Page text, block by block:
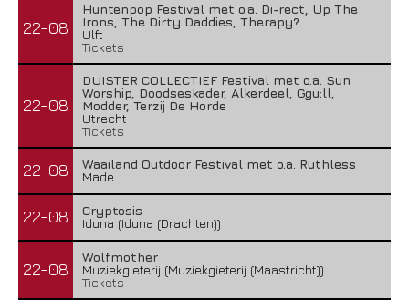
22-08
Huntenpop Festival met o.a. Di-rect, Up The
Irons, The Dirty Daddies, Therapy?
Ulft
Tickets
22-08
DUISTER COLLECTIEF Festival met o.a. Sun
Worship, Doodseskader, Alkerdeel, Ggu:ll,
Modder, Terzij De Horde
Utrecht
Tickets
22-08
Waailand Outdoor Festival met o.a. Ruthless
Made
22-08
Cryptosis
Iduna (Iduna (Drachten))
22-08
Wolfmother
Muziekgieterij (Muziekgieterij (Maastricht))
Tickets